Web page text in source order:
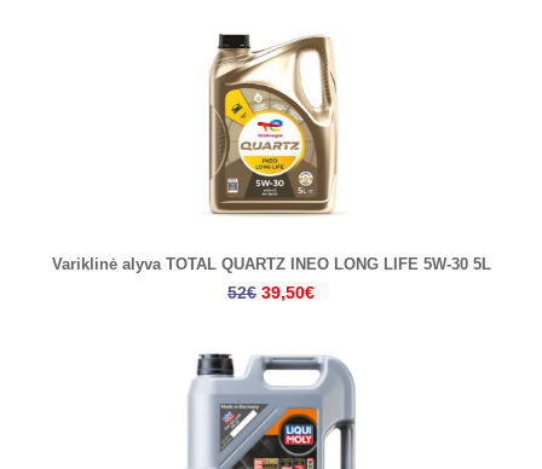
Variklinė alyva TOTAL QUARTZ INEO LONG LIFE 5W-30 5L
52€ 39,50€